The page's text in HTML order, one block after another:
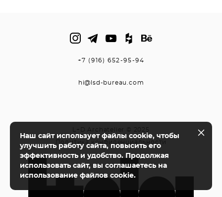
+7 (916) 652-95-94
hi@lsd-bureau.com
L+D Archatelier © 2025
Политика конфиденциальности
Наш сайт использует файлы cookie, чтобы
улучшить работу сайта, повысить его
эффективность и удобство. Продолжая
использовать сайт, вы соглашаетесь на
использование файлов cookie.